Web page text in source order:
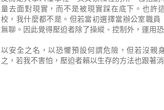
量去面對現實，而不是被現實踩在底下。也許
校，我什麼都不是。但若當初選擇當辦公室職員
無聊。因此覺得壓迫者除了操縱、控制外，運用
以安全之名，以恐懼預設何謂危險，但若沒親
之，若我不害怕，壓迫者賴以生存的方法也跟著消